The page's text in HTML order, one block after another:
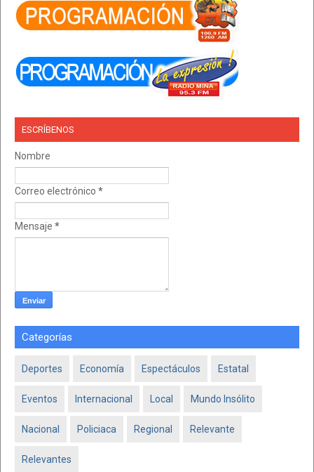
ESCRÍBENOS
Nombre
Correo electrónico *
Mensaje *
Categorías
Deportes Economía Espectáculos Estatal
Eventos Internacional Local Mundo Insólito
Nacional Policiaca Regional Relevante
Relevantes